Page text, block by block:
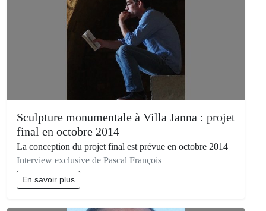
Sculpture monumentale à Villa Janna : projet
final en octobre 2014
La conception du projet final est prévue en octobre 2014
Interview exclusive de Pascal François
En savoir plus